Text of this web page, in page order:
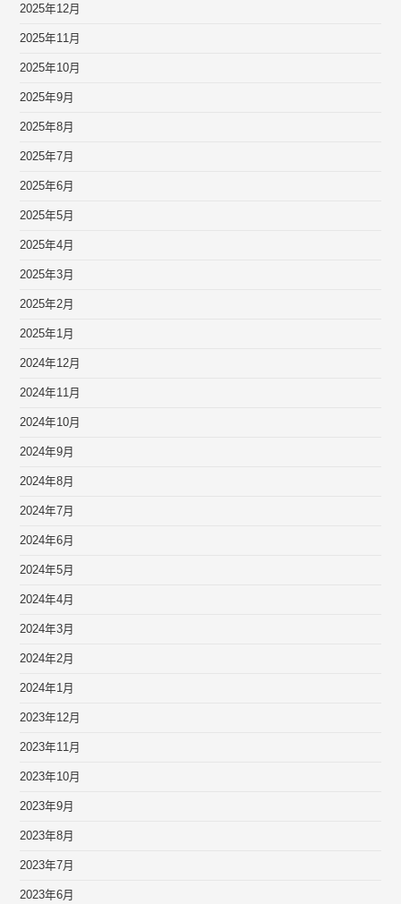
2025年12月
2025年11月
2025年10月
2025年9月
2025年8月
2025年7月
2025年6月
2025年5月
2025年4月
2025年3月
2025年2月
2025年1月
2024年12月
2024年11月
2024年10月
2024年9月
2024年8月
2024年7月
2024年6月
2024年5月
2024年4月
2024年3月
2024年2月
2024年1月
2023年12月
2023年11月
2023年10月
2023年9月
2023年8月
2023年7月
2023年6月